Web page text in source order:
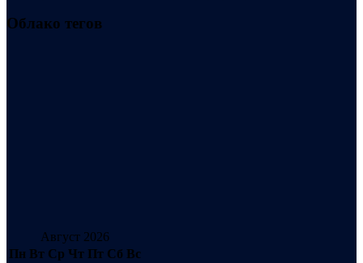
Облако тегов
Август 2026
Пн Вт Ср Чт Пт Сб Вс